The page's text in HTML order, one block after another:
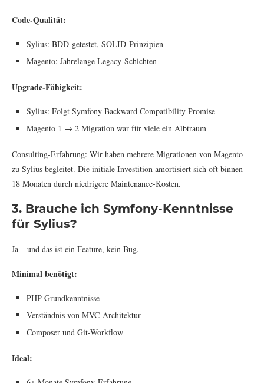
Code-Qualität:
Sylius: BDD-getestet, SOLID-Prinzipien
Magento: Jahrelange Legacy-Schichten
Upgrade-Fähigkeit:
Sylius: Folgt Symfony Backward Compatibility Promise
Magento 1 → 2 Migration war für viele ein Albtraum
Consulting-Erfahrung: Wir haben mehrere Migrationen von Magento
zu Sylius begleitet. Die initiale Investition amortisiert sich oft binnen
18 Monaten durch niedrigere Maintenance-Kosten.
3. Brauche ich Symfony-Kenntnisse
für Sylius?
Ja – und das ist ein Feature, kein Bug.
Minimal benötigt:
PHP-Grundkenntnisse
Verständnis von MVC-Architektur
Composer und Git-Workflow
Ideal: